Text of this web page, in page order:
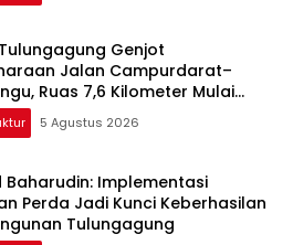
Tulungagung Genjot
Jalan Campurdarat–
Ruas 7,6 Kilometer Mulai
5 Agustus 2026
Baharudin: Implementasi
Perda Jadi Kunci Keberhasilan
Tulungagung